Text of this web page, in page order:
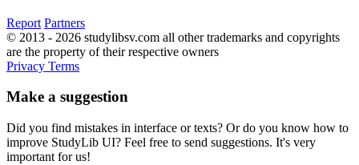
Report Partners
© 2013 - 2026 studylibsv.com all other trademarks and copyrights
are the property of their respective owners
Privacy Terms
Make a suggestion
Did you find mistakes in interface or texts? Or do you know how to
improve StudyLib UI? Feel free to send suggestions. It's very
important for us!